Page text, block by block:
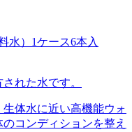
れた水です。
体水に近い高機能ウォ
コンディションを整え